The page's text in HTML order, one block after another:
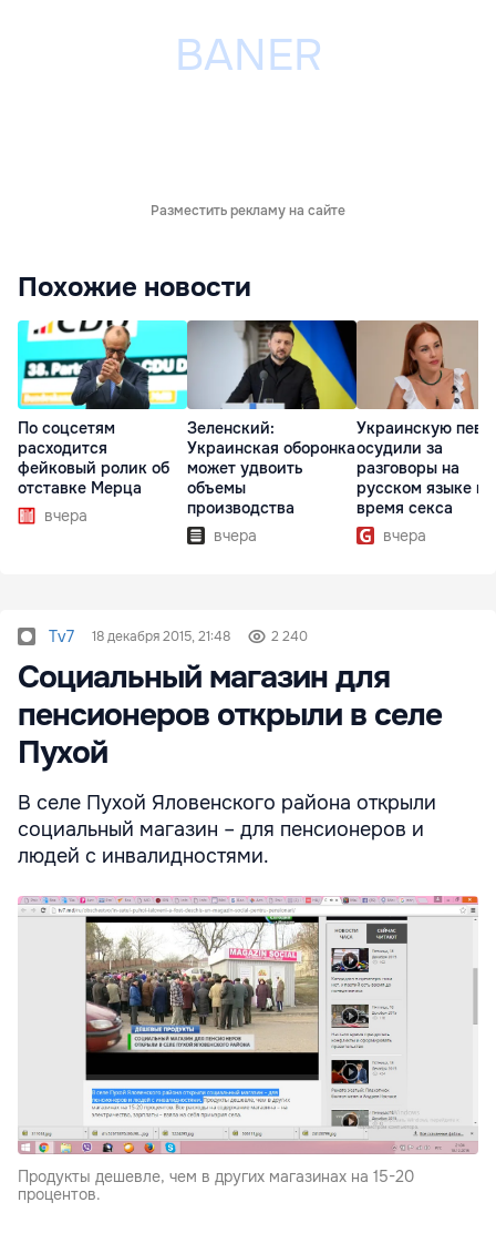
Разместить рекламу на сайте
Похожие новости
По соцсетям
расходится
фейковый ролик об
отставке Мерца
вчера
Зеленский:
Украинская оборонка
может удвоить
объемы
производства
вчера
Украинскую
осудили за
разговоры на
русском языке во
время секса
вчера
Tv7 18 декабря 2015, 21:48 2 240
Социальный магазин для
пенсионеров открыли в селе
Пухой
В селе Пухой Яловенского района открыли
социальный магазин – для пенсионеров и
людей с инвалидностями.
Продукты дешевле, чем в других магазинах на 15-20
процентов.